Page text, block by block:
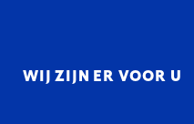
WIJ ZIJN ER VOOR U